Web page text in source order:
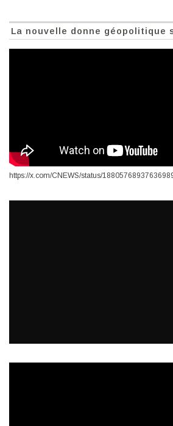
La nouvelle donne géopolitique
https://x.com/CNEWS/status/